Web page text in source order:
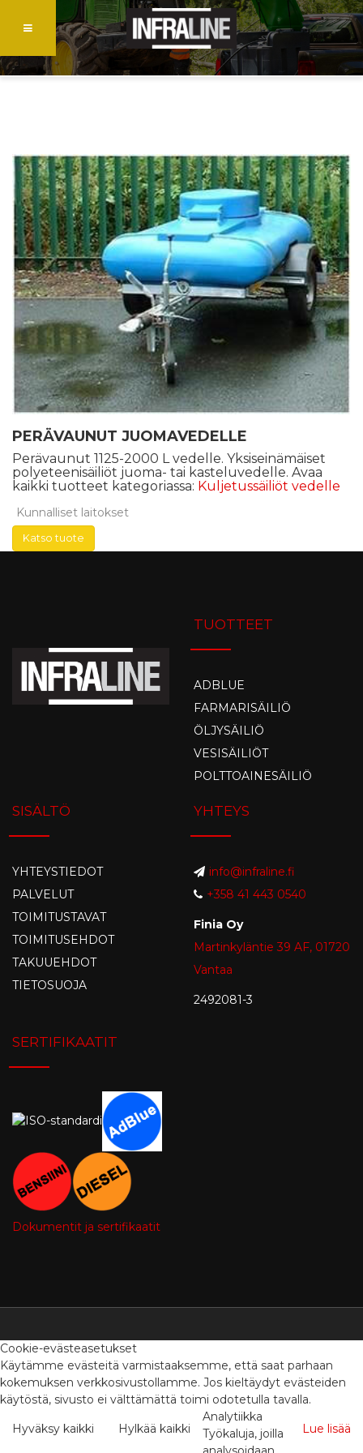
PERÄVAUNUT JUOMAVEDELLE
Perävaunut 1125-2000 L vedelle. Yksiseinämäiset
polyeteenisäiliöt juoma- tai kasteluvedelle. Avaa
kaikki tuotteet kategoriassa: Kuljetussäiliöt vedelle
Kunnalliset laitokset
Katso tuote
TUOTTEET
ADBLUE
FARMARISÄILIÖ
ÖLJYSÄILIÖ
VESISÄILIÖT
POLTTOAINESÄILIÖ
SISÄLTÖ
YHTEYSTIEDOT
PALVELUT
TOIMITUSTAVAT
TOIMITUSEHDOT
TAKUUEHDOT
TIETOSUOJA
YHTEYS
info@infraline.fi
+358 41 443 0540
Finia Oy
Martinkyläntie 39 AF, 01720
Vantaa
2492081-3
SERTIFIKAATIT
Dokumentit ja sertifikaatit
Cookie-evästeasetukset
Käytämme evästeitä varmistaaksemme, että saat parhaan
kokemuksen verkkosivustollamme. Jos kieltäydyt evästeiden
käytöstä, sivusto ei välttämättä toimi odotetulla tavalla.
Hyväksy kaikki
Hylkää kaikki Lue lisää
Analytiikka
Työkaluja, joilla